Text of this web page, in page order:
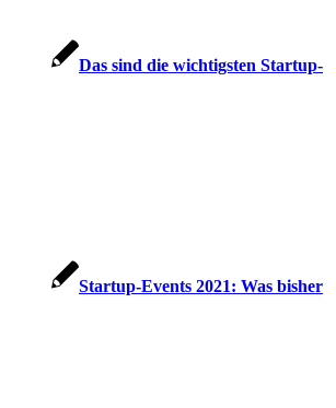
Das sind die wichtigsten Startup-
Startup-Events 2021: Was bisher